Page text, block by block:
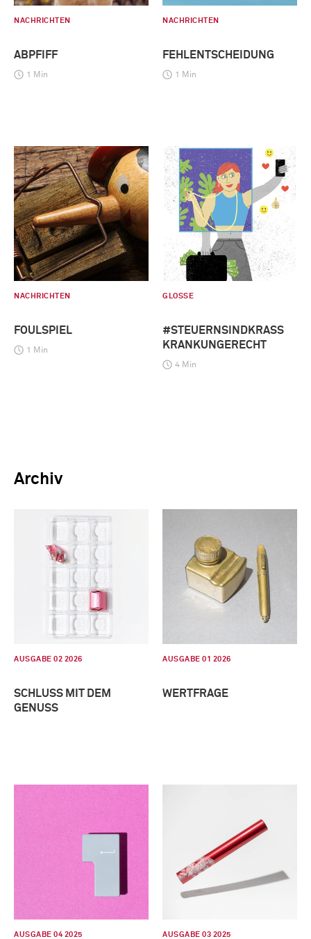
NACHRICHTEN
ABPFIFF
1 Min
NACHRICHTEN
FEHLENTSCHEIDUNG
1 Min
NACHRICHTEN
FOULSPIEL
1 Min
GLOSSE
#STEUERNSINDKRASS
KRANKUNGERECHT
4 Min
Archiv
AUSGABE 02 2026
SCHLUSS MIT DEM
GENUSS
AUSGABE 01 2026
WERTFRAGE
AUSGABE 04 2025 AUSGABE 03 2025